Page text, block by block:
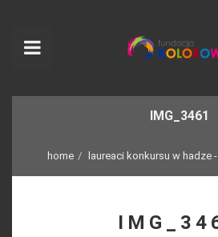
IMG_3461
home laureaci konkursu w hadze